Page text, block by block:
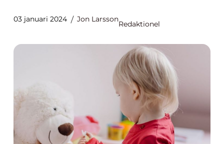
03 januari 2024 Jon Larsson
Redaktionel